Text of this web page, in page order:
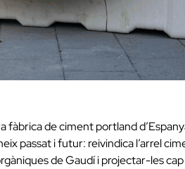
de ciment portland
passat i futur: reivindica l’arrel
de Gaudí i projectar-les